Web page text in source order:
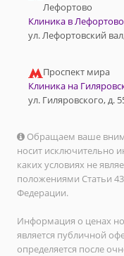
Лефортово
Клиника в Лефортово
ул. Лефортовский
Проспект мира
Клиника на
ул. Гиляровского, д.
Обращаем ваше
носит исключительно
каких условиях не
положениями Статьи
Федерации.
Информация о ценах
является публичной
определяется после